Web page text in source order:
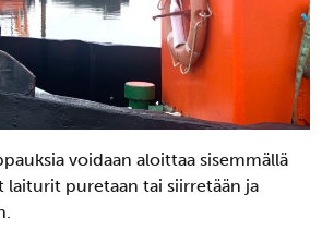
voidaan aloittaa sisemmällä
laiturit puretaan tai siirretään ja